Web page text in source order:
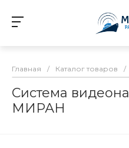
Главная / Каталог товаров /
Система
МИРАН